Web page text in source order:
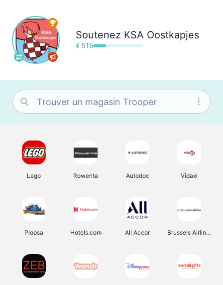
Soutenez KSA Oostkapjes
€ 516
Lego Rowenta Autodoc Vidaxl
Plopsa Hotels.com All Accor Brussels Airlines